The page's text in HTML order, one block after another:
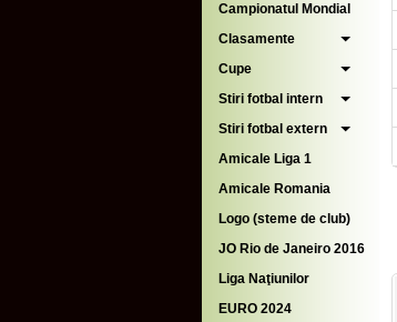
Campionatul Mondial
Clasamente
Cupe
Stiri fotbal intern
Stiri fotbal extern
Amicale Liga 1
Amicale Romania
Logo (steme de club)
JO Rio de Janeiro 2016
Liga Naţiunilor
EURO 2024